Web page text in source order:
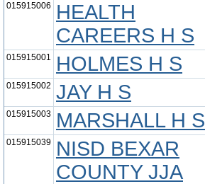
015915006
HEALTH
CAREERS H S
015915001 HOLMES H S
015915002 JAY H S
015915003 MARSHALL H S
015915039
NISD BEXAR
COUNTY JJA